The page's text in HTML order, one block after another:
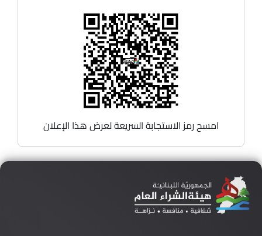
امسح رمز الاستجابة السريعة لعرض هذا الإعلان